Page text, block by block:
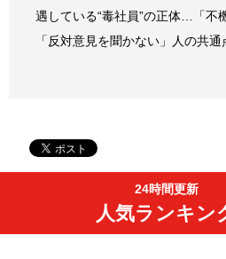
遇している“毒社員”の正体…「不
「反対意見を聞かない」人の共
24時間更新
人気ランキン